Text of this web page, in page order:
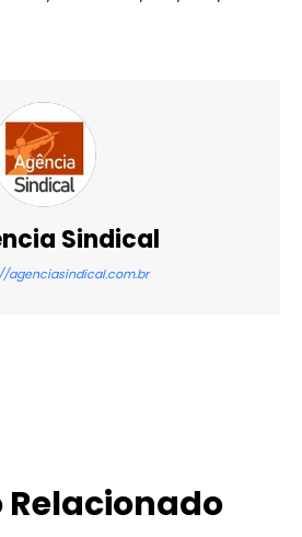
Sindical
agenciasindical.com.br